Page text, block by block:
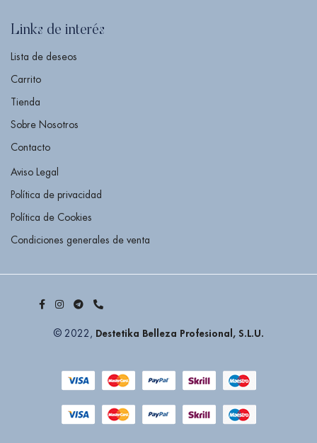
Links de interés
Lista de deseos
Carrito
Tienda
Sobre Nosotros
Contacto
Aviso Legal
Política de privacidad
Política de Cookies
Condiciones generales de venta
© 2022, Destetika Belleza Profesional, S.L.U.